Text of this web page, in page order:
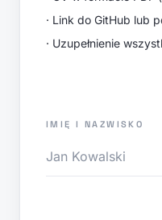
· Link do GitHub lub
· Uzupełnienie
IMIĘ I NAZWISKO